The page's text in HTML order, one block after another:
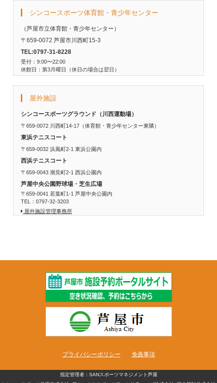
シンコースポーツ体育館・青少年センター
（芦屋市立体育館・青少年センター）
〒659-0072 芦屋市川西町15-3
TEL:0797-31-8228
受付：9:00〜22:00
休館日：第3月曜日（休日の場合は翌日）
屋外施設
シンコースポーツグラウンド（川西運動場）
〒659-0072 川西町14-17（体育館・青少年センター東隣）
東浜テニスコート
〒659-0032 浜風町2-1 東浜公園内
西浜テニスコート
〒659-0043 潮見町2-1 西浜公園内
芦屋中央公園野球場・芝生広場
〒659-0041 若葉町1-1 芦屋中央公園内
TEL：0797-32-3203
屋外施設管理事務所
プライバシーポリシー 免責事項
指定管理者：SANスポーツマネジメント芦屋